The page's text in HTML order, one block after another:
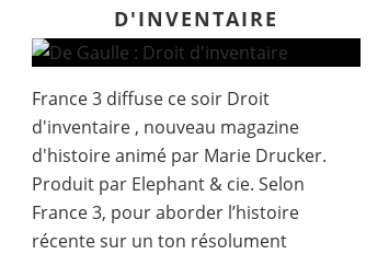
D'INVENTAIRE
France 3 diffuse ce soir Droit
d'inventaire , nouveau magazine
d'histoire animé par Marie Drucker.
Produit par Elephant & cie. Selon
France 3, pour aborder l’histoire
récente sur un ton résolument